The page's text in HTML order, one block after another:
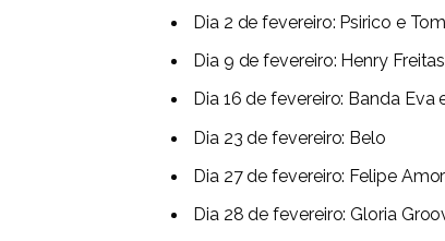
Dia 2 de fevereiro: Psirico e
Dia 9 de fevereiro: Henry
Dia 16 de fevereiro: Banda Eva
Dia 23 de fevereiro: Belo
Dia 27 de fevereiro: Felipe
Dia 28 de fevereiro: Gloria